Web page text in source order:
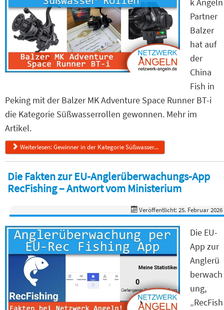
Partner
Balzer
hat auf
der
China
Fish in
Peking mit der Balzer MK Adventure Space Runner BT-i
die Kategorie Süßwasserrollen gewonnen. Mehr im
Artikel.
Weiterlesen: Gewinner in der Kategorie Süßwasser...
Die Fakten zur EU-Anglerüberwachungs-App
RecFishing – Antwort vom Ministerium
Veröffentlicht: 25. Februar 2026
Die EU-
App zur
Anglerü
berwach
ung,
„RecFish